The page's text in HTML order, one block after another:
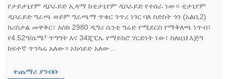
የታይታኒየም ዲቦራይድ ኢላማ ከቲታኒየም ዲቦራይድ የተሰራ ነው። ቲታኒየም
ዲቦራይድ ግራጫ ወይም ግራጫማ ጥቁር ንጥረ ነገር ባለ ስድስት ጎን (አልቢ2)
ክሪስታል መዋቅር፣ እስከ 2980 ዲግሪ ሴንቲ ግሬድ የሚደርስ የማቅለጫ ነጥብ፣
የ4.52ግ/ሴሜ³ ጥግግት እና 34ጂፒኤ የማይክሮ ሃርድነት ነው፣ ስለዚህ እጅግ
ከፍተኛ ጥንካሬ አለው። ኦክሳይድ አለው…
ተጨማሪ ያንብቡ